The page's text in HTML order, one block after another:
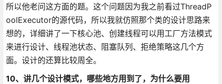
所以他老问这方面的题。这个问题因为我之前看过ThreadP
oolExecutor的源代码，所以我就仿照那个类的设计思路来
想的，详细讲了一下核心池、创建线程可以用工厂方法模式
来进行设计、线程池状态、阻塞队列、拒绝策略这几个方
面。设计的还算比较周全。
10、讲几个设计模式，哪些地方用到了，为什么要用